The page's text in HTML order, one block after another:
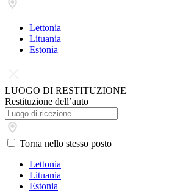
Lettonia
Lituania
Estonia
LUOGO DI RESTITUZIONE
Restituzione dell’auto
Torna nello stesso posto
Lettonia
Lituania
Estonia